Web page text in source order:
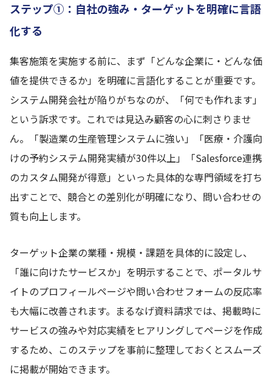
ステップ①：自社の強み・ターゲットを明確に言語
化する
集客施策を実施する前に、まず「どんな企業に・どんな価
値を提供できるか」を明確に言語化することが重要です。
システム開発会社が陥りがちなのが、「何でも作れます」
という訴求です。これでは見込み顧客の心に刺さりませ
ん。「製造業の生産管理システムに強い」「医療・介護向
けの予約システム開発実績が30件以上」「Salesforce連携
のカスタム開発が得意」といった具体的な専門領域を打ち
出すことで、競合との差別化が明確になり、問い合わせの
質も向上します。
ターゲット企業の業種・規模・課題を具体的に設定し、
「誰に向けたサービスか」を明示することで、ポータルサ
イトのプロフィールページや問い合わせフォームの反応率
も大幅に改善されます。まるなげ資料請求では、掲載時に
サービスの強みや対応実績をヒアリングしてページを作成
するため、このステップを事前に整理しておくとスムーズ
に掲載が開始できます。